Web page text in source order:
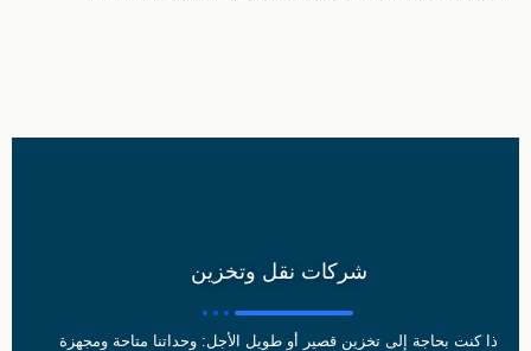
شركات نقل وتخزين
ذا كنت بحاجة إلى تخزين قصير أو طويل الأجل: وحداتنا متاحة ومجهزة